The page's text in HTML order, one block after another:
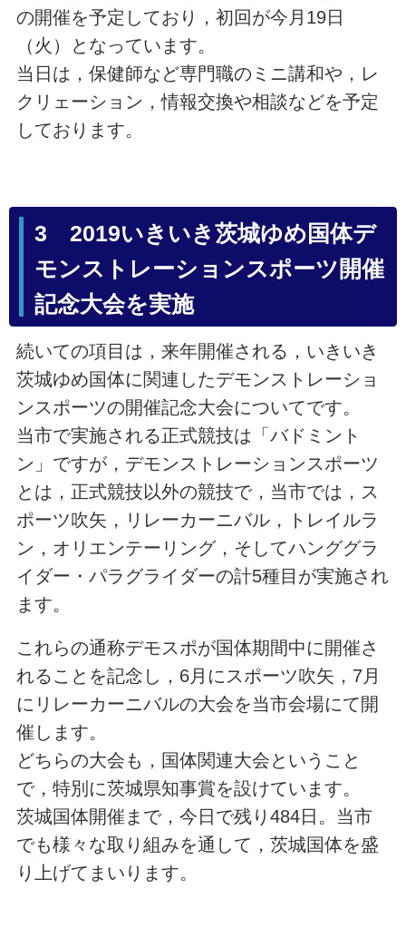
の開催を予定しており，初回が今月19日
（火）となっています。
当日は，保健師など専門職のミニ講和や，レ
クリェーション，情報交換や相談などを予定
しております。
3 2019いきいき茨城ゆめ国体デ
モンストレーションスポーツ開催
記念大会を実施
続いての項目は，来年開催される，いきいき
茨城ゆめ国体に関連したデモンストレーショ
ンスポーツの開催記念大会についてです。
当市で実施される正式競技は「バドミント
ン」ですが，デモンストレーションスポーツ
とは，正式競技以外の競技で，当市では，ス
ポーツ吹矢，リレーカーニバル，トレイルラ
ン，オリエンテーリング，そしてハンググラ
イダー・パラグライダーの計5種目が実施され
ます。
これらの通称デモスポが国体期間中に開催さ
れることを記念し，6月にスポーツ吹矢，7月
にリレーカーニバルの大会を当市会場にて開
催します。
どちらの大会も，国体関連大会ということ
で，特別に茨城県知事賞を設けています。
茨城国体開催まで，今日で残り484日。当市
でも様々な取り組みを通して，茨城国体を盛
り上げてまいります。